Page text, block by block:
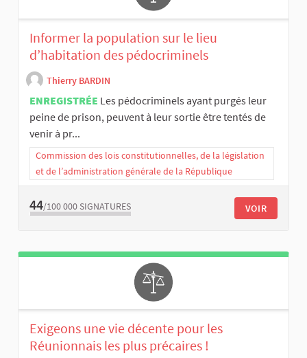
Informer la population sur le lieu
d’habitation des pédocriminels
Thierry BARDIN
ENREGISTRÉE Les pédocriminels ayant purgés leur
peine de prison, peuvent à leur sortie être tentés de
venir à pr...
Commission des lois constitutionnelles, de la législation
et de l’administration générale de la République
44/100 000 SIGNATURES VOIR
Exigeons une vie décente pour les
Réunionnais les plus précaires !